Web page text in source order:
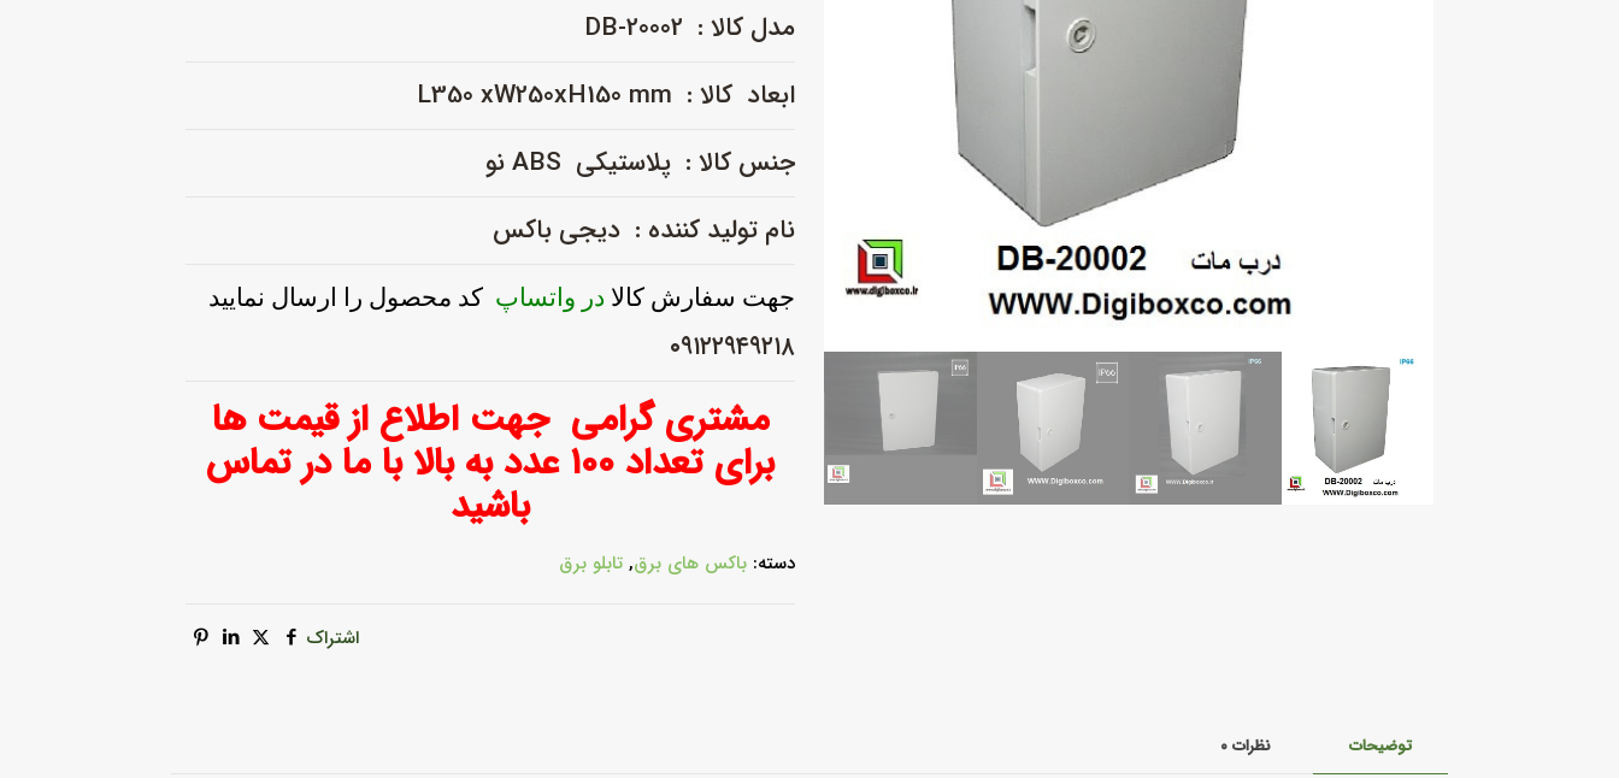
مدل کالا : DB-20002
ابعاد کالا : L350 xW250xH150 mm
جنس کالا : پلاستیکی ABS نو
نام تولید کننده : دیجی باکس
جهت سفارش کالا در واتساپ کد محصول را ارسال نمایید
۰۹۱۲۲۹۴۹۲۱۸
مشتری گرامی جهت اطلاع از قیمت ها
برای تعداد ۱۰۰ عدد به بالا با ما در تماس
باشید
دسته: باکس های برق, تابلو برق
اشتراک
توضیحات نظرات۰